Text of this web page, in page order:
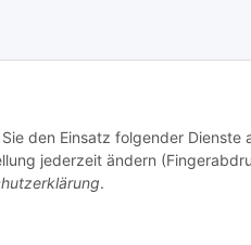
den Einsatz folgender Dienste
jederzeit ändern
.